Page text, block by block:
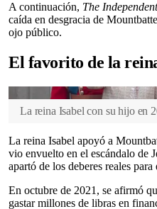
A continuación, The
caída en desgracia de
ojo público.
El favorito de la
La reina Isabel con su hijo en
La reina Isabel apoyó a
vio envuelto en el escándalo de
apartó de los deberes reales
En octubre de 2021, se afirmó
gastar millones de libras en